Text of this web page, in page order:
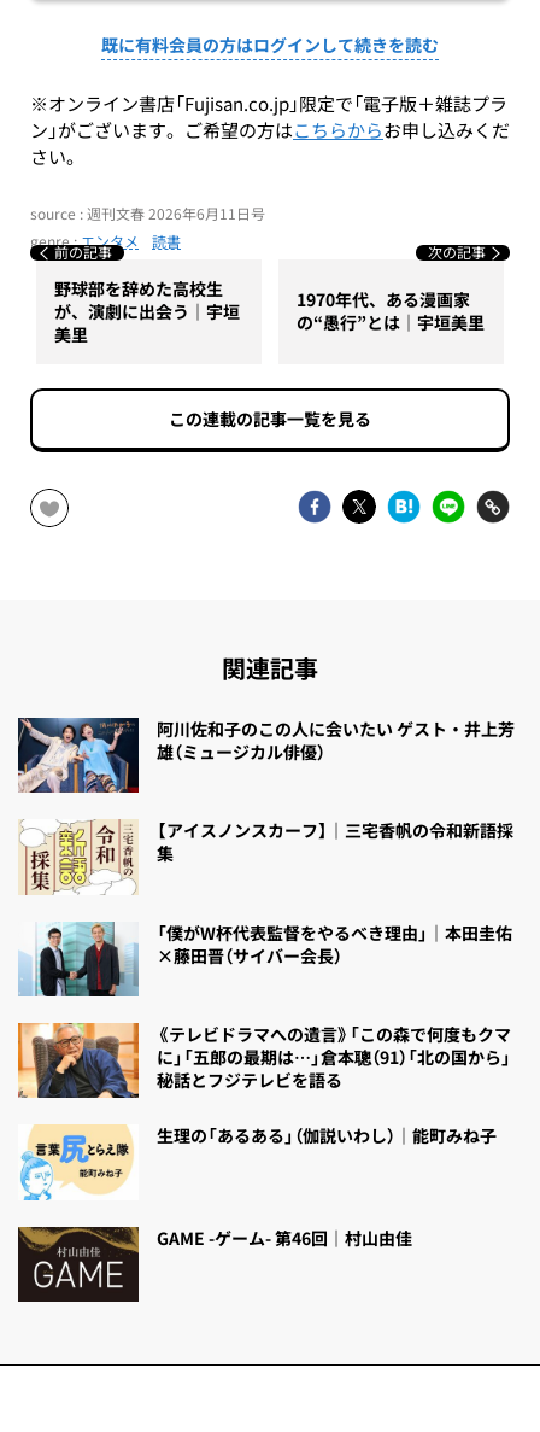
既に有料会員の方はログインして続きを読む
※オンライン書店「Fujisan.co.jp」限定で「電子版＋雑誌プラ
ン」がございます。ご希望の方はこちらからお申し込みくだ
さい。
source : 週刊文春 2026年6月11日号
genre :エンタメ 読書
前の記事
野球部を辞めた高校生
が、演劇に出会う｜宇垣
美里
次の記事
1970年代、ある漫画家
の“愚行”とは｜宇垣美里
この連載の記事一覧を見る
関連記事
阿川佐和子のこの人に会いたい ゲスト・井上芳
雄（ミュージカル俳優）
【アイスノンスカーフ】｜三宅香帆の令和新語採
集
「僕がW杯代表監督をやるべき理由」｜本田圭佑
×藤田晋（サイバー会長）
《テレビドラマへの遺言》「この森で何度もクマ
に」「五郎の最期は…」倉本聰（91）「北の国から」
秘話とフジテレビを語る
生理の「あるある」（伽説いわし）｜能町みね子
GAME -ゲーム- 第46回｜村山由佳